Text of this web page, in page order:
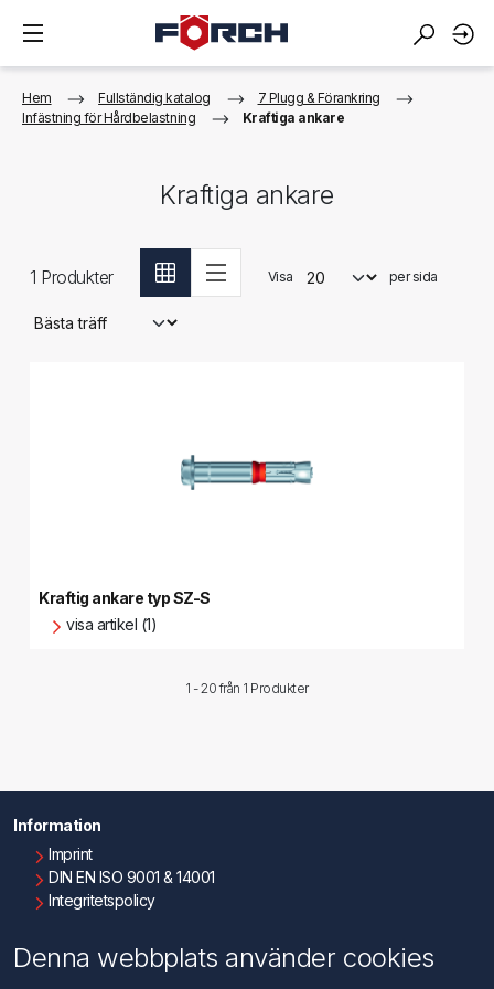
Hem Fullständig katalog
7 Plugg & Förankring
Infästning för Hårdbelastning
Kraftiga ankare
Kraftiga ankare
1 Produkter Visa per sida
Kraftig ankare typ SZ-S
visa artikel (1)
1 - 20 från 1 Produkter
Information
Imprint
DIN EN ISO 9001 & 14001
Integritetspolicy
Kontakta oss
Denna webbplats använder cookies